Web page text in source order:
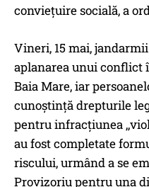
convieţuire socială, a
Vineri, 15 mai,
aplanarea unui conflict
Baia Mare, iar
cunoștință drepturile
pentru infracțiunea
au fost completate
riscului, urmând a se
Provizoriu pentru una